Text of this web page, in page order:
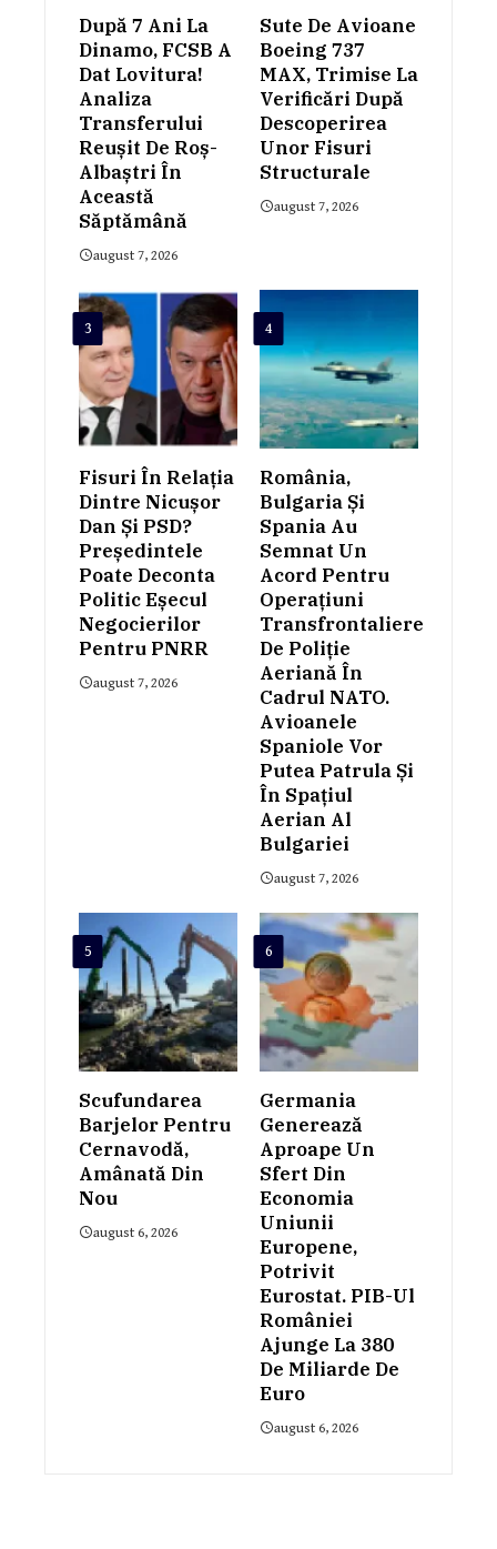
După 7 Ani La
Dinamo, FCSB A
Dat Lovitura!
Analiza
Transferului
Reușit De Roș-
Albaștri În
Această
Săptămână
august 7, 2026
Sute De Avioane
Boeing 737
MAX, Trimise La
Verificări După
Descoperirea
Unor Fisuri
Structurale
august 7, 2026
3
Fisuri În Relația
Dintre Nicușor
Dan Și PSD?
Președintele
Poate Deconta
Politic Eșecul
Negocierilor
Pentru PNRR
august 7, 2026
4
România,
Bulgaria Și
Spania Au
Semnat Un
Acord Pentru
Operațiuni
Transfrontaliere
De Poliție
Aeriană În
Cadrul NATO.
Avioanele
Spaniole Vor
Putea Patrula Și
În Spațiul
Aerian Al
Bulgariei
august 7, 2026
5
Scufundarea
Barjelor Pentru
Cernavodă,
Amânată Din
Nou
august 6, 2026
6
Germania
Generează
Aproape Un
Sfert Din
Economia
Uniunii
Europene,
Potrivit
Eurostat. PIB-Ul
României
Ajunge La 380
De Miliarde De
Euro
august 6, 2026